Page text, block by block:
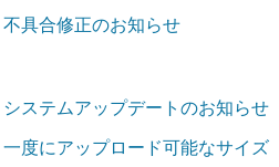
不具合修正のお知らせ
システムアップデートのお知らせ
一度にアップロード可能なサイズ